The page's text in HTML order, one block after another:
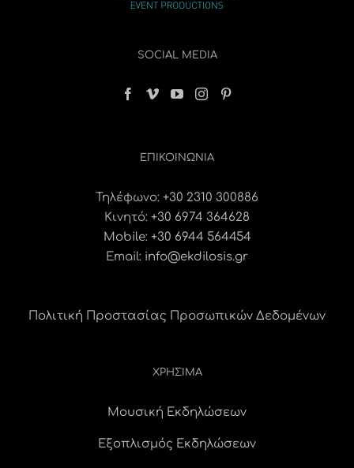
SOCIAL MEDIA
ΕΠΙΚΟΙΝΩΝΊΑ
Τηλέφωνο: +30 2310 300886
Κινητό: +30 6974 364628
Mobile: +30 6944 564454
Email: info@ekdilosis.gr
Πολιτική Προστασίας Προσωπικών Δεδομένων
ΧΡΗΣΙΜΑ
Μουσική Εκδηλώσεων
Εξοπλισμός Εκδηλώσεων